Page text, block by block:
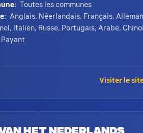
Toutes les communes
Anglais, Néerlandais, Français,
Italien, Russe, Portugais, Arabe,
Payant
Visiter le
van het Nederlands